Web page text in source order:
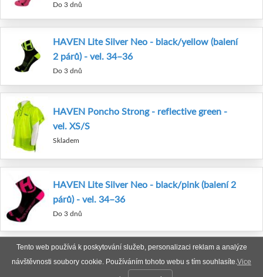
Tento web používá k poskytování služeb, personalizaci reklam a analýze
návštěvnosti soubory cookie. Používáním tohoto webu s tím souhlasíte.Vice
Do 3 dnů
HAVEN Lite Silver Neo - black/yellow (balení
2 párů) - vel. 34–36
Do 3 dnů
HAVEN Poncho Strong - reflective green -
vel. XS/S
Skladem
HAVEN Lite Silver Neo - black/pink (balení 2
párů) - vel. 34–36
Do 3 dnů